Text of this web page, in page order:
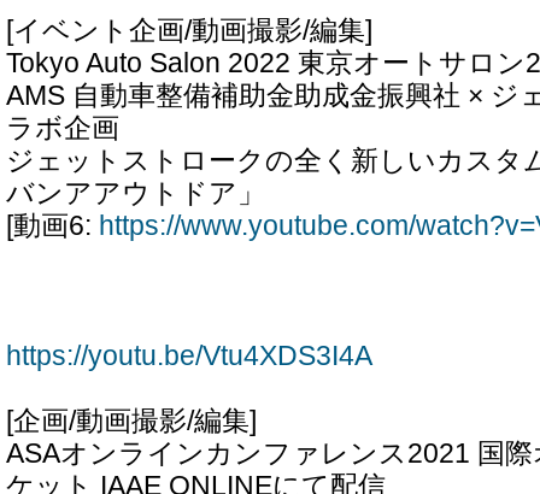
[イベント企画/動画撮影/編集]
Tokyo Auto Salon 2022 東京オートサロン
AMS 自動車整備補助金助成金振興社 × ジ
ラボ企画
ジェットストロークの全く新しいカスタ
バンアアウトドア」
[動画6: https://www.youtube.com/
https://youtu.be/Vtu4XDS3I4A
[企画/動画撮影/編集]
ASAオンラインカンファレンス2021 国
ケット IAAE ONLINEにて配信